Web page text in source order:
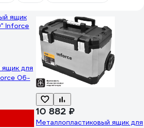
для
06-
10 882 ₽
Металлопластиковый ящик для